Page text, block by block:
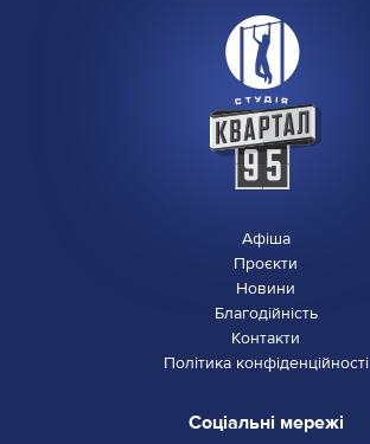
Афіша
Проєкти
Новини
Благодійність
Контакти
Політика конфіденційності
Соціальні мережі